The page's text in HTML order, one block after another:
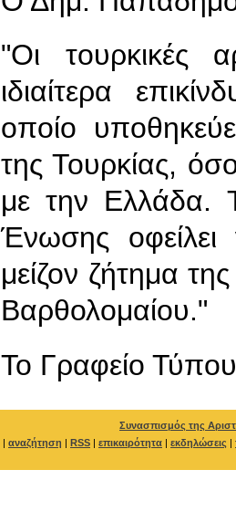
"Οι τουρκικές
ιδιαίτερα
οποίο
της Τουρκίας, όσο
με την Ελλάδα.
Ένωσης
μείζον ζήτημα
Βαρθολομαίου."
To Γραφείο Τύπου
Συνασπισμός της
| αναζήτηση | RSS | επικαιρότητα | εκδηλώσεις |